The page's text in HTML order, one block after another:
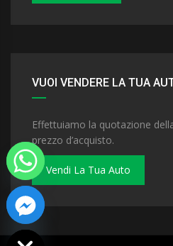
VUOI VENDERE LA TUA
Effettuiamo la quotazione
prezzo d’acquisto.
Vendi La Tua Auto